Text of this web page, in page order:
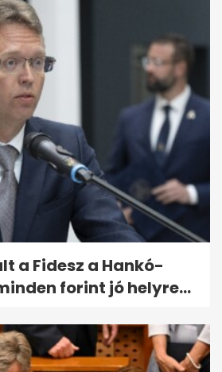
a Fidesz a Hankó-
forint jó helyre...